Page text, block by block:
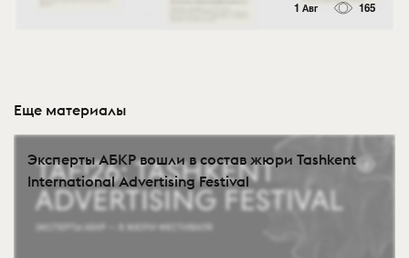
1 Авг 165
Еще материалы
Эксперты АБКР вошли в состав жюри Tashkent
International Advertising Festival